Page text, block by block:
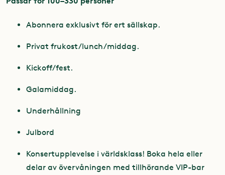
Abonnera exklusivt för ert sällskap.
Privat frukost/lunch/middag.
Kickoff/fest.
Galamiddag.
Underhållning
Julbord
Konsertupplevelse i världsklass! Boka hela eller
delar av övervåningen med tillhörande VIP-bar